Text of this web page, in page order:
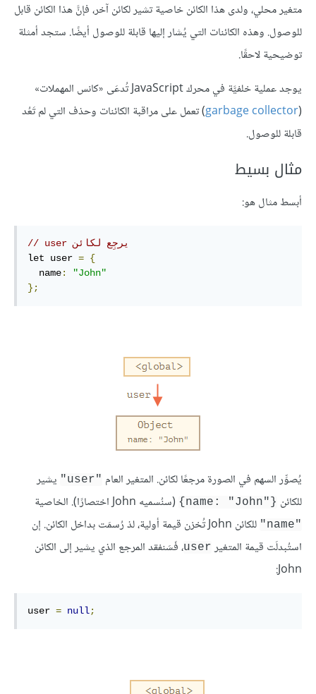
متغير محلي، ولدى هذا الكائن خاصية تشير لكائن آخر، فإنَّ هذا الكائن قابل
للوصول. وهذه الكائنات التي يُشار إليها قابلة للوصول أيضًا. ستجد أمثلة
توضيحية لاحقًا.
يوجد عملية خلفيَّة في محرك JavaScript تُدعَى «كانس المهملات»
(
garbage collector) تعمل على مراقبة الكائنات وحذف التي لم تَعُد
قابلة للوصول.
مثال بسيط
أبسط مثال هو:
// user يرجِع لكائن
let user = {
  name
:
"John"
};
يُصوِّر السهم في الصورة مرجعًا لكائن. المتغير العام "user"
يشير
للكائن {name: "John"‎} (سنُسميه John اختصارًا). الخاصية
"name"
للكائن John تُخزن قيمة أولية، لذ رُسمَت بداخل الكائن. إن
استُبدلَت قيمة المتغير user، فَسَنفقد المرجع الذي يشير إلى الكائن
John:
user = null;